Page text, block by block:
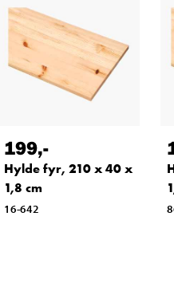
199,-
Hylde fyr, 210 x 40 x
1,8 cm
16-642